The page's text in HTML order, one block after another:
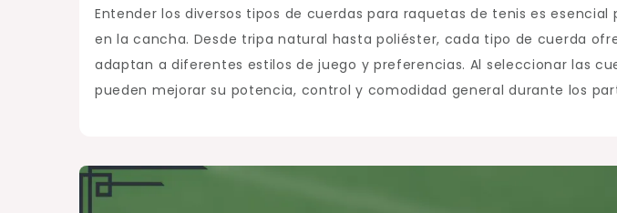
Entender los diversos tipos de cuerdas para raquetas de tenis es
en la cancha. Desde tripa natural hasta poliéster, cada tipo de cuerda
adaptan a diferentes estilos de juego y preferencias. Al seleccionar las
pueden mejorar su potencia, control y comodidad general durante los